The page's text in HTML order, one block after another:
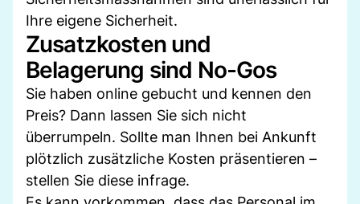
Ihre eigene Sicherheit.
Zusatzkosten und
Belagerung sind No-Gos
Sie haben online gebucht und kennen den
Preis? Dann lassen Sie sich nicht
überrumpeln. Sollte man Ihnen bei Ankunft
plötzlich zusätzliche Kosten präsentieren –
stellen Sie diese infrage.